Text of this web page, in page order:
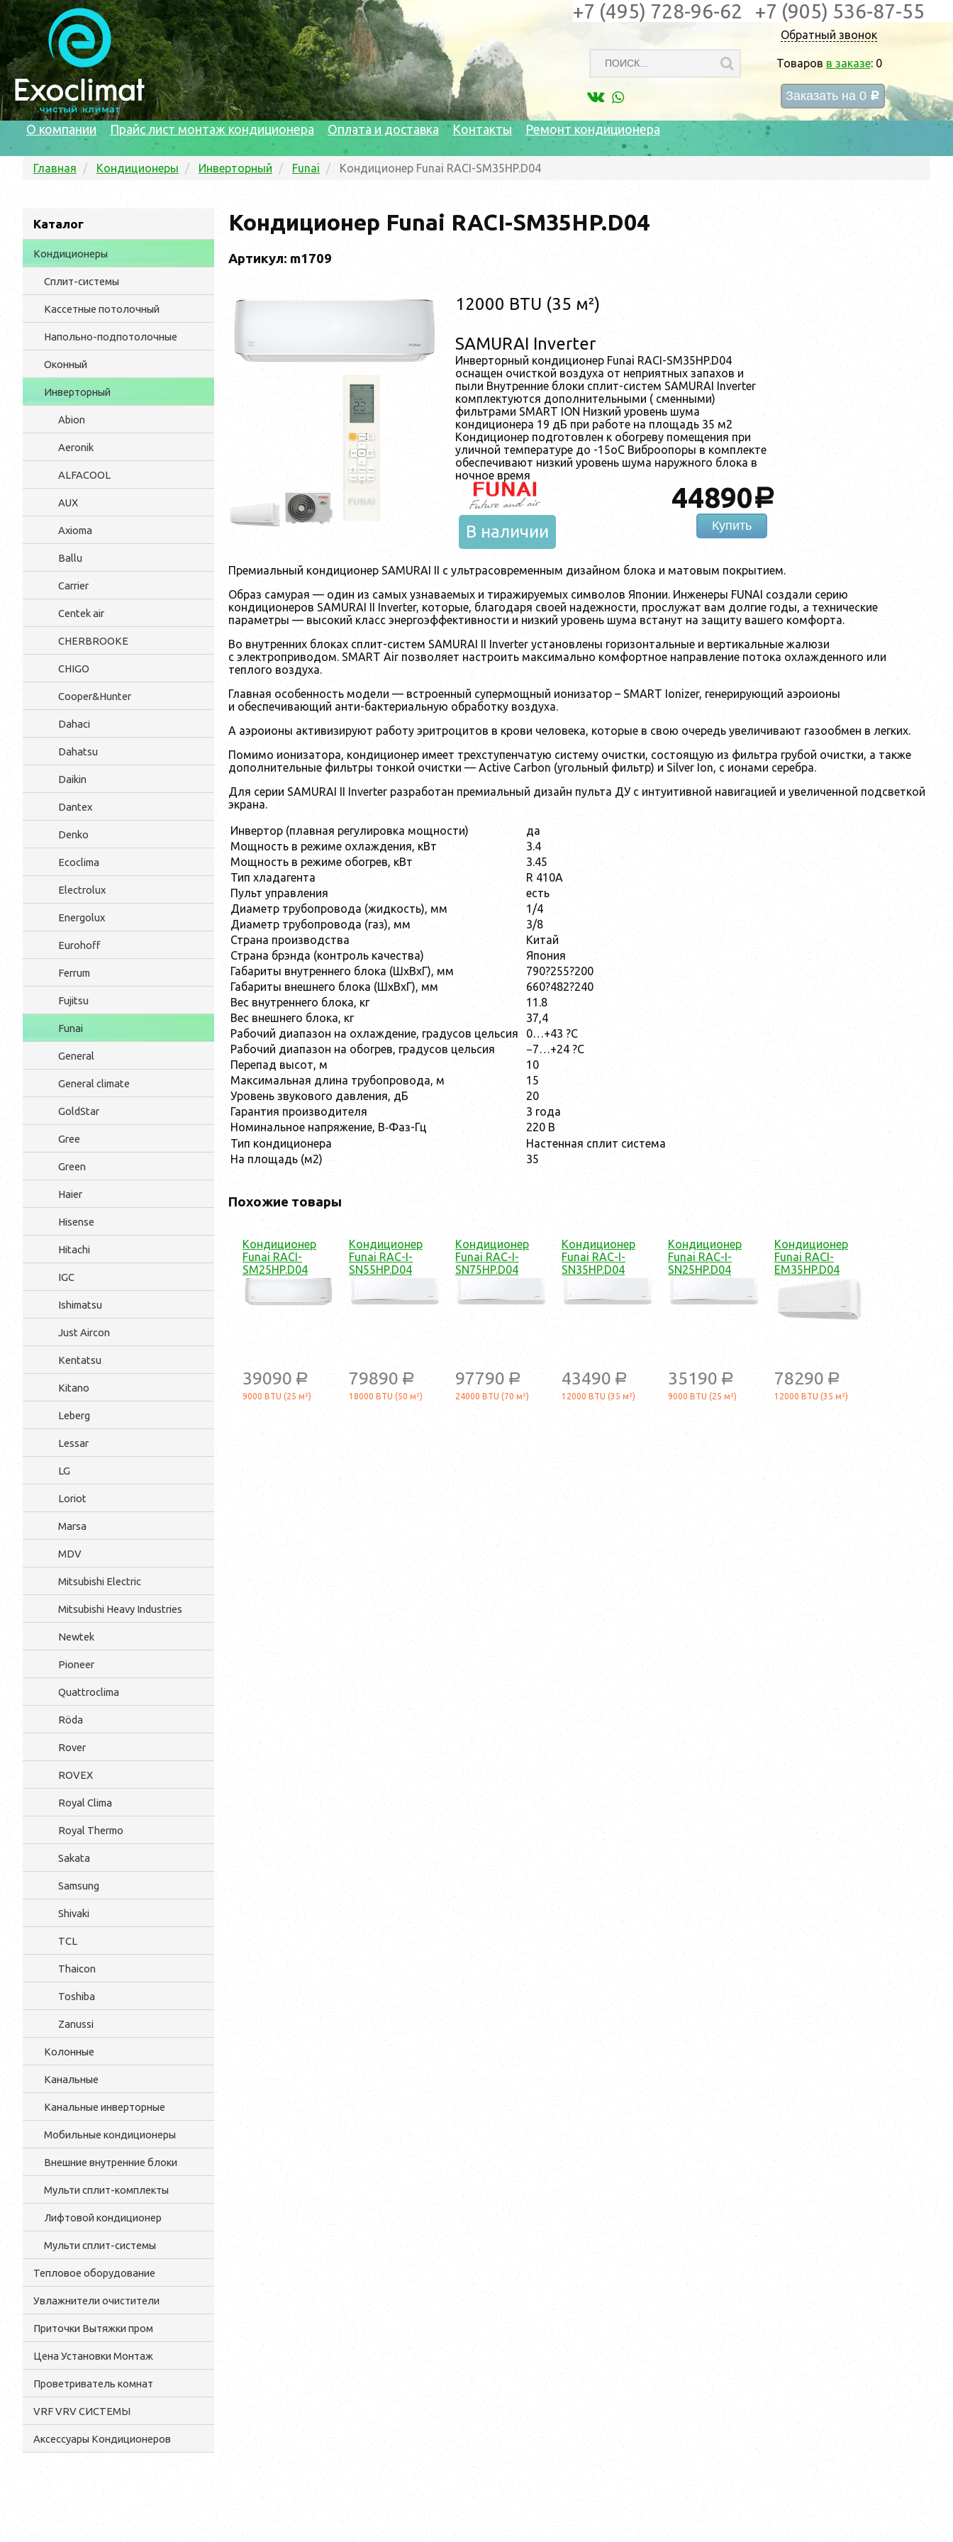
Обратный звонок
Товаров в заказе: 0
Заказать на 0 c
+7 (495) 728-96-62 +7 (905) 536-87-55
О компании Прайс лист монтаж кондиционера Оплата и доставка Контакты Ремонт кондиционера
Главная Кондиционеры Инверторный Funai Кондиционер Funai RACI-SM35HP.D04
Каталог
Кондиционеры
Сплит-системы
Кассетные потолочный
Напольно-подпотолочные
Оконный
Инверторный
Abion
Aeronik
ALFACOOL
AUX
Axioma
Ballu
Carrier
Centek air
CHERBROOKE
CHIGO
Cooper&Hunter
Dahaci
Dahatsu
Daikin
Dantex
Denko
Ecoclima
Electrolux
Energolux
Eurohoff
Ferrum
Fujitsu
Funai
General
General climate
GoldStar
Gree
Green
Haier
Hisense
Hitachi
IGC
Ishimatsu
Just Aircon
Kentatsu
Kitano
Leberg
Lessar
LG
Loriot
Marsa
MDV
Mitsubishi Electric
Mitsubishi Heavy Industries
Newtek
Pioneer
Quattroclima
Röda
Rover
ROVEX
Royal Clima
Royal Thermo
Sakata
Samsung
Shivaki
TCL
Thaicon
Toshiba
Zanussi
Колонные
Канальные
Канальные инверторные
Мобильные кондиционеры
Внешние внутренние блоки
Мульти cплит-комплекты
Лифтовой кондиционер
Мульти сплит-системы
Тепловое оборудование
Увлажнители очистители
Приточки Вытяжки пром
Цена Установки Монтаж
Проветриватель комнат
VRF VRV СИСТЕМЫ
Аксессуары Кондиционеров
Кондиционер Funai RACI-SM35HP.D04
Артикул: m1709
12000 BTU (35 м²)
SAMURAI Inverter
Инверторный кондиционер Funai RACI-SM35HP.D04
оснащен очисткой воздуха от неприятных запахов и
пыли Внутренние блоки сплит-систем SAMURAI Inverter
комплектуются дополнительными ( сменными)
фильтрами SMART ION Низкий уровень шума
кондиционера 19 дБ при работе на площадь 35 м2
Кондиционер подготовлен к обогреву помещения при
уличной температуре до -15oC Виброопоры в комплекте
обеспечивают низкий уровень шума наружного блока в
ночное время
44890a
Купить
В наличии
Премиальный кондиционер SAMURAI II с ультрасовременным дизайном блока и матовым покрытием.
Образ самурая — один из самых узнаваемых и тиражируемых символов Японии. Инженеры FUNAI создали серию
кондиционеров SAMURAI II Inverter, которые, благодаря своей надежности, прослужат вам долгие годы, а технические
параметры — высокий класс энергоэффективности и низкий уровень шума встанут на защиту вашего комфорта.
Во внутренних блоках сплит-систем SAMURAI II Inverter установлены горизонтальные и вертикальные жалюзи
с электроприводом. SMART Air позволяет настроить максимально комфортное направление потока охлажденного или
теплого воздуха.
Главная особенность модели — встроенный супермощный ионизатор – SMART Ionizer, генерирующий аэроионы
и обеспечивающий анти-бактериальную обработку воздуха.
А аэроионы активизируют работу эритроцитов в крови человека, которые в свою очередь увеличивают газообмен в легких.
Помимо ионизатора, кондиционер имеет трехступенчатую систему очистки, состоящую из фильтра грубой очистки, а также
дополнительные фильтры тонкой очистки — Active Carbon (угольный фильтр) и Silver Ion, с ионами серебра.
Для серии SAMURAI II Inverter разработан премиальный дизайн пульта ДУ с интуитивной навигацией и увеличенной подсветкой
экрана.
Инвертор (плавная регулировка мощности)
да
Мощность в режиме охлаждения, кВт
3.4
Мощность в режиме обогрев, кВт
3.45
Тип хладагента
R 410A
Пульт управления
есть
Диаметр трубопровода (жидкость), мм
1/4
Диаметр трубопровода (газ), мм
3/8
Страна производства
Китай
Страна брэнда (контроль качества)
Япония
Габариты внутреннего блока (ШхВхГ), мм
790?255?200
Габариты внешнего блока (ШхВхГ), мм
660?482?240
Вес внутреннего блока, кг
11.8
Вес внешнего блока, кг
37,4
Рабочий диапазон на охлаждение, градусов цельсия
0…+43 ?С
Рабочий диапазон на обогрев, градусов цельсия
−7…+24 ?С
Перепад высот, м
10
Максимальная длина трубопровода, м
15
Уровень звукового давления, дБ
20
Гарантия производителя
3 года
Номинальное напряжение, В‑Фаз-Гц
220 B
Тип кондиционера
Настенная сплит система
На площадь (м2)
35
Похожие товары
Кондиционер
Funai RACI-
SM25HP.D04
39090 a
9000 BTU (25 м²)
Кондиционер
Funai RAC-I-
SN55HP.D04
79890 a
18000 BTU (50 м²)
Кондиционер
Funai RAC-I-
SN75HP.D04
97790 a
24000 BTU (70 м²)
Кондиционер
Funai RAC-I-
SN35HP.D04
43490 a
12000 BTU (35 м²)
Кондиционер
Funai RAC-I-
SN25HP.D04
35190 a
9000 BTU (25 м²)
Кондиционер
Funai RACI-
EM35HP.D04
78290 a
12000 BTU (35 м²)